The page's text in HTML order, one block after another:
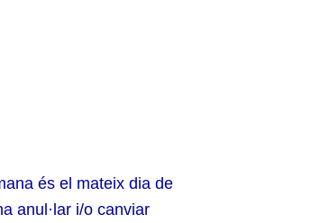
és el mateix dia de
anul·lar i/o canviar